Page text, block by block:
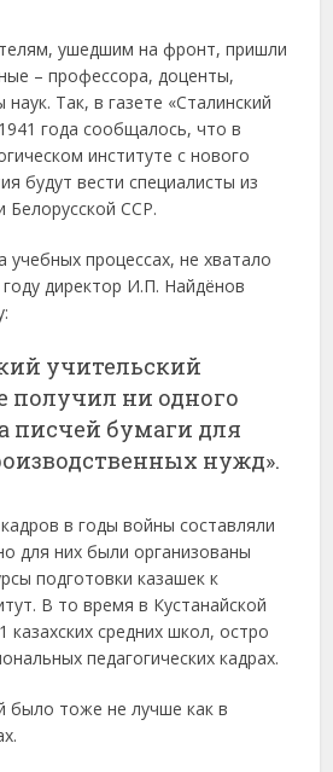
ушедшим на фронт, пришли
– профессора, доценты,
Так, в газете «Сталинский
года сообщалось, что в
институте с нового
будут вести специалисты из
Белорусской ССР.
учебных процессах, не хватало
директор И.П. Найдёнов
учительский
получил ни одного
писчей бумаги для
нужд».
в годы войны составляли
для них были организованы
подготовки казашек к
В то время в Кустанайской
казахских средних школ, остро
педагогических кадрах.
было тоже не лучше как в